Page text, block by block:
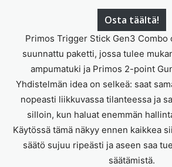
Osta täältä!
Primos Trigger Stick Gen3 Combo
suunnattu paketti, jossa tulee
ampumatuki ja Primos 2-point
Yhdistelmän idea on selkeä: saat
nopeasti liikkuvassa tilanteessa ja
silloin, kun haluat enemmän
Käytössä tämä näkyy ennen kaikkea
säätö sujuu ripeästi ja aseen saa
säätämistä.